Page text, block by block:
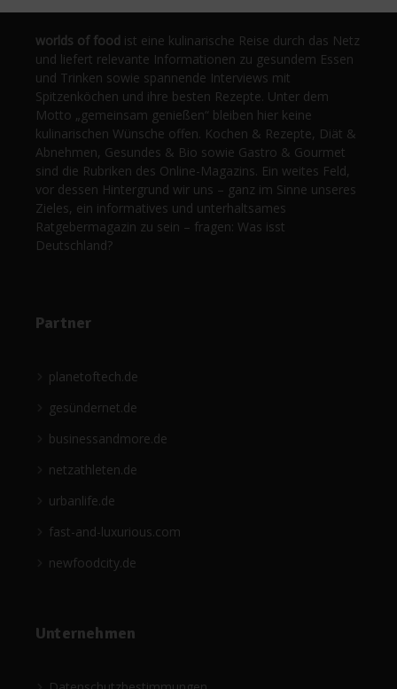
worlds of food ist eine kulinarische Reise durch das Netz
und liefert relevante Informationen zu gesundem Essen
und Trinken sowie spannende Interviews mit
Spitzenköchen und ihre besten Rezepte. Unter dem
Motto „gemeinsam genießen“ bleiben hier keine
kulinarischen Wünsche offen. Kochen & Rezepte, Diät &
Abnehmen, Gesundes & Bio sowie Gastro & Gourmet
sind die Rubriken des Online-Magazins. Ein weites Feld,
vor dessen Hintergrund wir uns – ganz im Sinne unseres
Zieles, ein informatives und unterhaltsames
Ratgebermagazin zu sein – fragen: Was isst
Deutschland?
Partner
planetoftech.de
gesündernet.de
businessandmore.de
netzathleten.de
urbanlife.de
fast-and-luxurious.com
newfoodcity.de
Unternehmen